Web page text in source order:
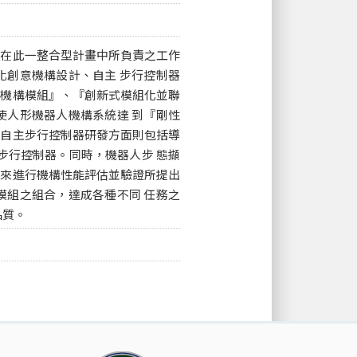
此一整合型計畫中所負責之工作
意機構設計、自主 步行控制器
構模組』、『創新式模組化並聯
人形機器人機構系統達 到『剛性
主步行控制器研發方面則包括導
行控制器。同時，機器人步 態擷
進行機構性能評估並驗證所提出
之組合，達成各種不同 任務之
。